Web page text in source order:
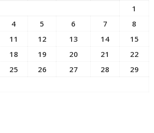
1
4 5 6 7
8
11 12 13 14
15
18 19 20 21
22
25 26 27 28
29